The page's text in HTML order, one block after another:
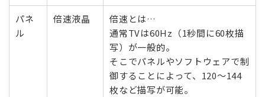
パネ
ル
倍速液晶
倍速とは…
通常TVは60Hz（1秒間に60枚描
写）が一般的。
そこでパネルやソフトウェアで制
御することによって、120～144
枚など描写が可能。